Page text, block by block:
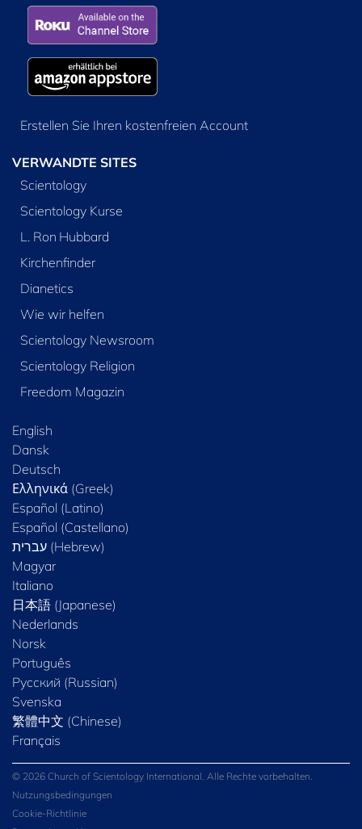
Erstellen Sie Ihren kostenfreien Account
VERWANDTE SITES
Scientology
Scientology Kurse
L. Ron Hubbard
Kirchenfinder
Dianetics
Wie wir helfen
Scientology Newsroom
Scientology Religion
Freedom Magazin
English
Dansk
Deutsch
Ελληνικά (Greek)
Español (Latino)
Español (Castellano)
Magyar
Italiano
日本語 (Japanese)
Nederlands
Norsk
Português
Русский (Russian)
Svenska
繁體中文 (Chinese)
Français
© 2026 Church of Scientology International. Alle Rechte vorbehalten.
Nutzungsbedingungen
Cookie-Richtlinie